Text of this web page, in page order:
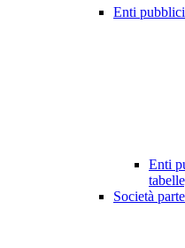
Enti
Enti
Società